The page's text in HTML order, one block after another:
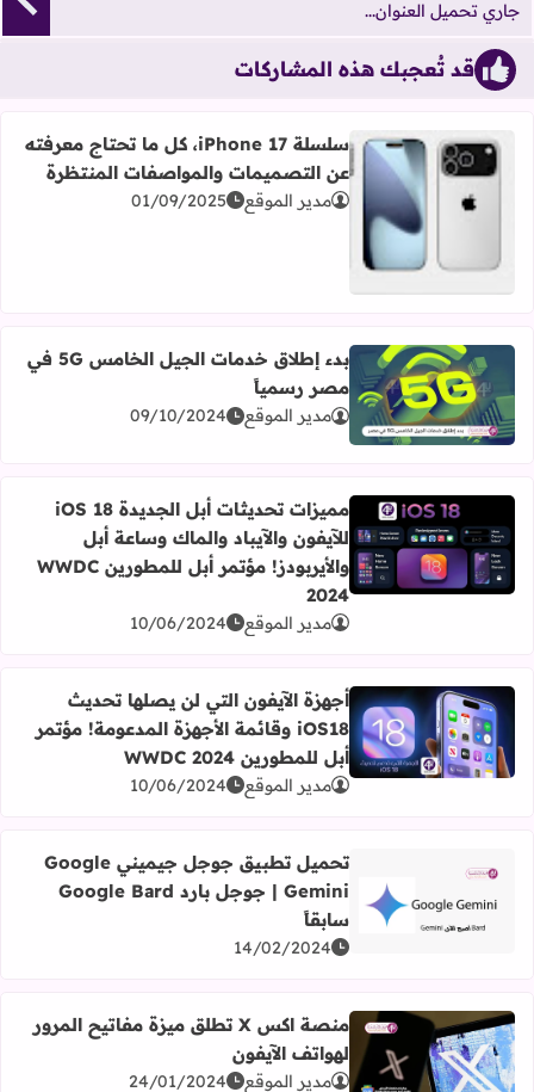
جاري تحميل العنوان...
قد تُعجبك هذه المشاركات
اقرأ المزيد عن سلسلة iPhone 17، كل ما تحتاج معرفته عن التصميمات والمواصفات المنتظرة
سلسلة iPhone 17، كل ما تحتاج معرفته
عن التصميمات والمواصفات المنتظرة
مدير الموقع 01/09/2025
اقرأ المزيد عن بدء إطلاق خدمات الجيل الخامس 5G في مصر رسمياً
بدء إطلاق خدمات الجيل الخامس 5G في
مصر رسمياً
مدير الموقع 09/10/2024
اقرأ المزيد عن مميزات تحديثات أبل الجديدة iOS 18 للآيفون والآيباد والماك وساعة أبل والأيربودز! مؤتمر أبل للمطورين WWDC 2024
مميزات تحديثات أبل الجديدة iOS 18
للآيفون والآيباد والماك وساعة أبل
والأيربودز! مؤتمر أبل للمطورين WWDC
2024
مدير الموقع 10/06/2024
اقرأ المزيد عن أجهزة الآيفون التي لن يصلها تحديث iOS18 وقائمة الأجهزة المدعومة! مؤتمر أبل للمطورين WWDC 2024
أجهزة الآيفون التي لن يصلها تحديث
iOS18 وقائمة الأجهزة المدعومة! مؤتمر
أبل للمطورين WWDC 2024
مدير الموقع 10/06/2024
اقرأ المزيد عن تحميل تطبيق جوجل جيميني Google Gemini | جوجل بارد Google Bard سابقاً
تحميل تطبيق جوجل جيميني Google
Gemini | جوجل بارد Google Bard
سابقاً
14/02/2024
اقرأ المزيد عن منصة اكس X تطلق ميزة مفاتيح المرور لهواتف الآيفون
منصة اكس X تطلق ميزة مفاتيح المرور
لهواتف الآيفون
مدير الموقع 24/01/2024